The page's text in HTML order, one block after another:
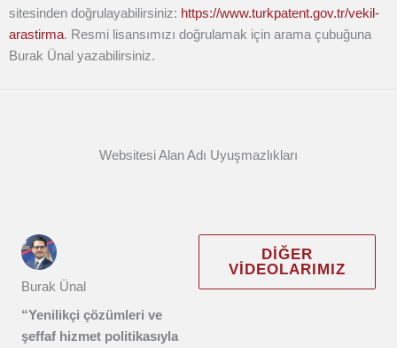
sitesinden doğrulayabilirsiniz: https://www.turkpatent.gov.tr/vekil-
arastirma. Resmi lisansımızı doğrulamak için arama çubuğuna
Burak Ünal yazabilirsiniz.
Websitesi Alan Adı Uyuşmazlıkları
Burak Ünal
“Yenilikçi çözümleri ve
şeffaf hizmet politikasıyla
DIĞER
VIDEOLARIMIZ